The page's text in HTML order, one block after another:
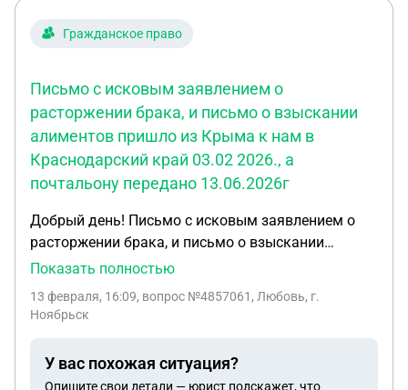
Гражданское право
Письмо с исковым заявлением о
расторжении брака, и письмо о взыскании
алиментов пришло из Крыма к нам в
Краснодарский край 03.02 2026., а
почтальону передано 13.06.2026г
Добрый день! Письмо с исковым заявлением о
расторжении брака, и письмо о взыскании
алиментов пришло из Крыма к нам в
передано 13.06.2026г. Вручено адресату
Показать полностью
13 февраля, 16:09, вопрос №4857061, Любовь, г.
Ноябрьск
У вас похожая ситуация?
Опишите свои детали — юрист подскажет, что